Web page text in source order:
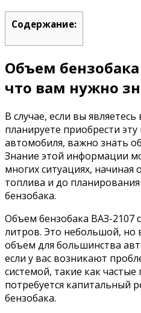
Содержание:
Объем бензобака
что вам нужно
В случае, если вы
планируете приобрести
автомобиля, важно знать
Знание этой информации
многих ситуациях, начиная
топлива и до
бензобака.
Объем бензобака ВАЗ-2107
литров. Это небольшой, но
объем для большинства
если у вас возникают
системой, такие как
потребуется капитальный
бензобака.